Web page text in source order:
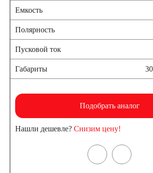
Емкость
Полярность
Пусковой ток
Габариты
Подобрать аналог
Нашли дешевле? Снизим цену!